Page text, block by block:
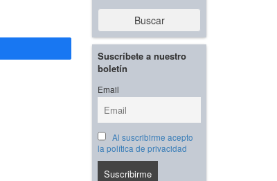
Buscar
Suscríbete a nuestro
boletín
Email
Al suscribirme acepto
la política de privacidad